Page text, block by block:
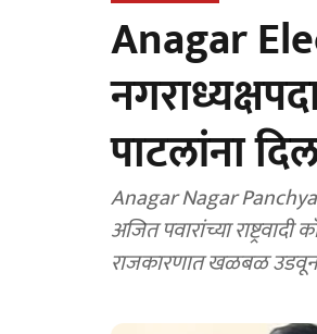
Anagar
पाटलांना
Anagar Nagar
अजित पवारांच्या
राजकारणात खळबळ उडवून